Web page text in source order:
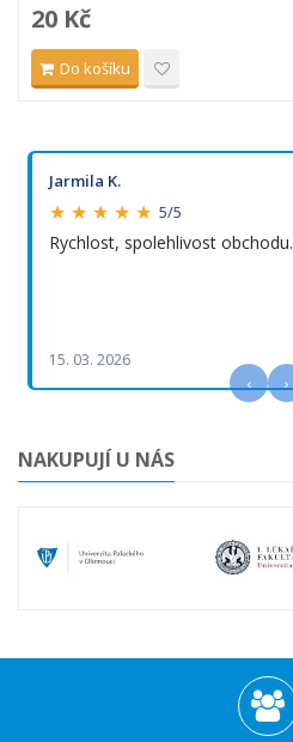
20 Kč
Do košíku
Jarmila K.
★ ★ ★ ★ ★ 5/5
Rychlost, spolehlivost obchodu.
15. 03. 2026
‹ ›
NAKUPUJÍ U NÁS